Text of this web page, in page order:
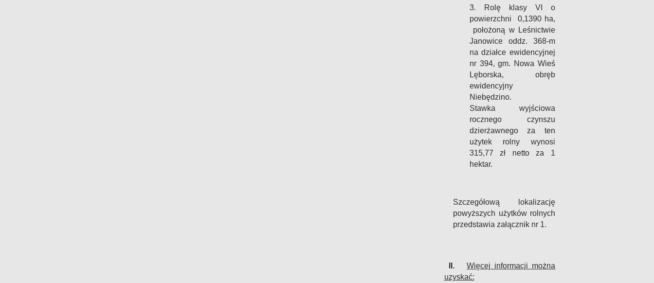
3. Rolę klasy VI o
powierzchni 0,1390 ha,
położoną w Leśnictwie
Janowice oddz. 368-m
na działce ewidencyjnej
nr 394, gm. Nowa Wieś
Lęborska, obręb
ewidencyjny
Niebędzino.
Stawka wyjściowa
rocznego czynszu
dzierżawnego za ten
użytek rolny wynosi
315,77 zł netto za 1
hektar.
Szczegółową lokalizację
powyższych użytków rolnych
przedstawia załącznik nr 1.
II. Więcej informacji można
uzyskać: